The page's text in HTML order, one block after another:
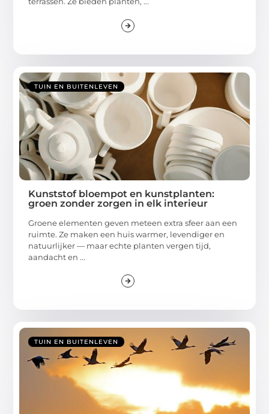
TUIN EN BUITENLEVEN
Kunststof bloempot en kunstplanten:
groen zonder zorgen in elk interieur
Groene elementen geven meteen extra sfeer aan een
ruimte. Ze maken een huis warmer, levendiger en
natuurlijker — maar echte planten vergen tijd,
aandacht en ...
TUIN EN BUITENLEVEN